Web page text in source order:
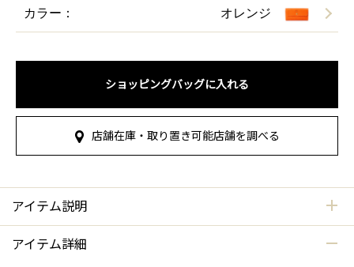
カラー： オレンジ
ショッピングバッグに入れる
店舗在庫・取り置き可能店舗を調べる
アイテム説明
アイテム詳細